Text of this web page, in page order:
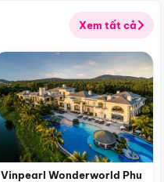
Xem tất cả
Vinpearl Wonderworld Phu